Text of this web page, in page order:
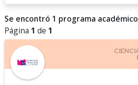
Se encontró 1 programa académico
Página 1 de 1